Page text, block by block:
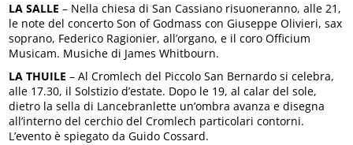
LA SALLE – Nella chiesa di San Cassiano risuoneranno, alle 21,
le note del concerto Son of Godmass con Giuseppe Olivieri, sax
soprano, Federico Ragionier, all’organo, e il coro Officium
Musicam. Musiche di James Whitbourn.
LA THUILE – Al Cromlech del Piccolo San Bernardo si celebra,
alle 17.30, il Solstizio d’estate. Dopo le 19, al calar del sole,
dietro la sella di Lancebranlette un’ombra avanza e disegna
all’interno del cerchio del Cromlech particolari contorni.
L’evento è spiegato da Guido Cossard.